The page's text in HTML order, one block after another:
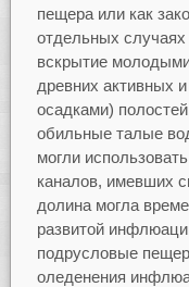
пещера или как
отдельных
вскрытие
древних активных
осадками)
обильные талые
могли
каналов, имевших
долина могла
развитой
подрусловые
оледенения